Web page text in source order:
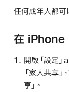
任何成年人都可
在 iPhone
開啟「設定」
「家人共享
享」。